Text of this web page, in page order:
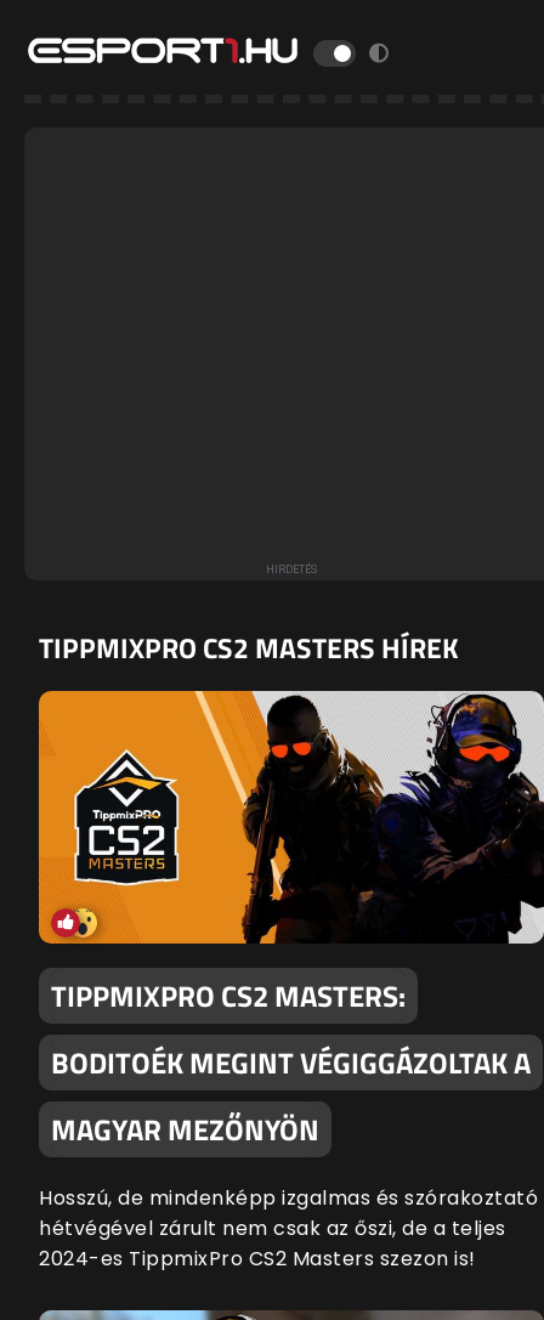
TIPPMIXPRO CS2 MASTERS HÍREK
TIPPMIXPRO CS2 MASTERS:
BODITOÉK MEGINT VÉGIGGÁZOLTAK A
MAGYAR MEZŐNYÖN
Hosszú, de mindenképp izgalmas és szórakoztató
hétvégével zárult nem csak az őszi, de a teljes
2024-es TippmixPro CS2 Masters szezon is!